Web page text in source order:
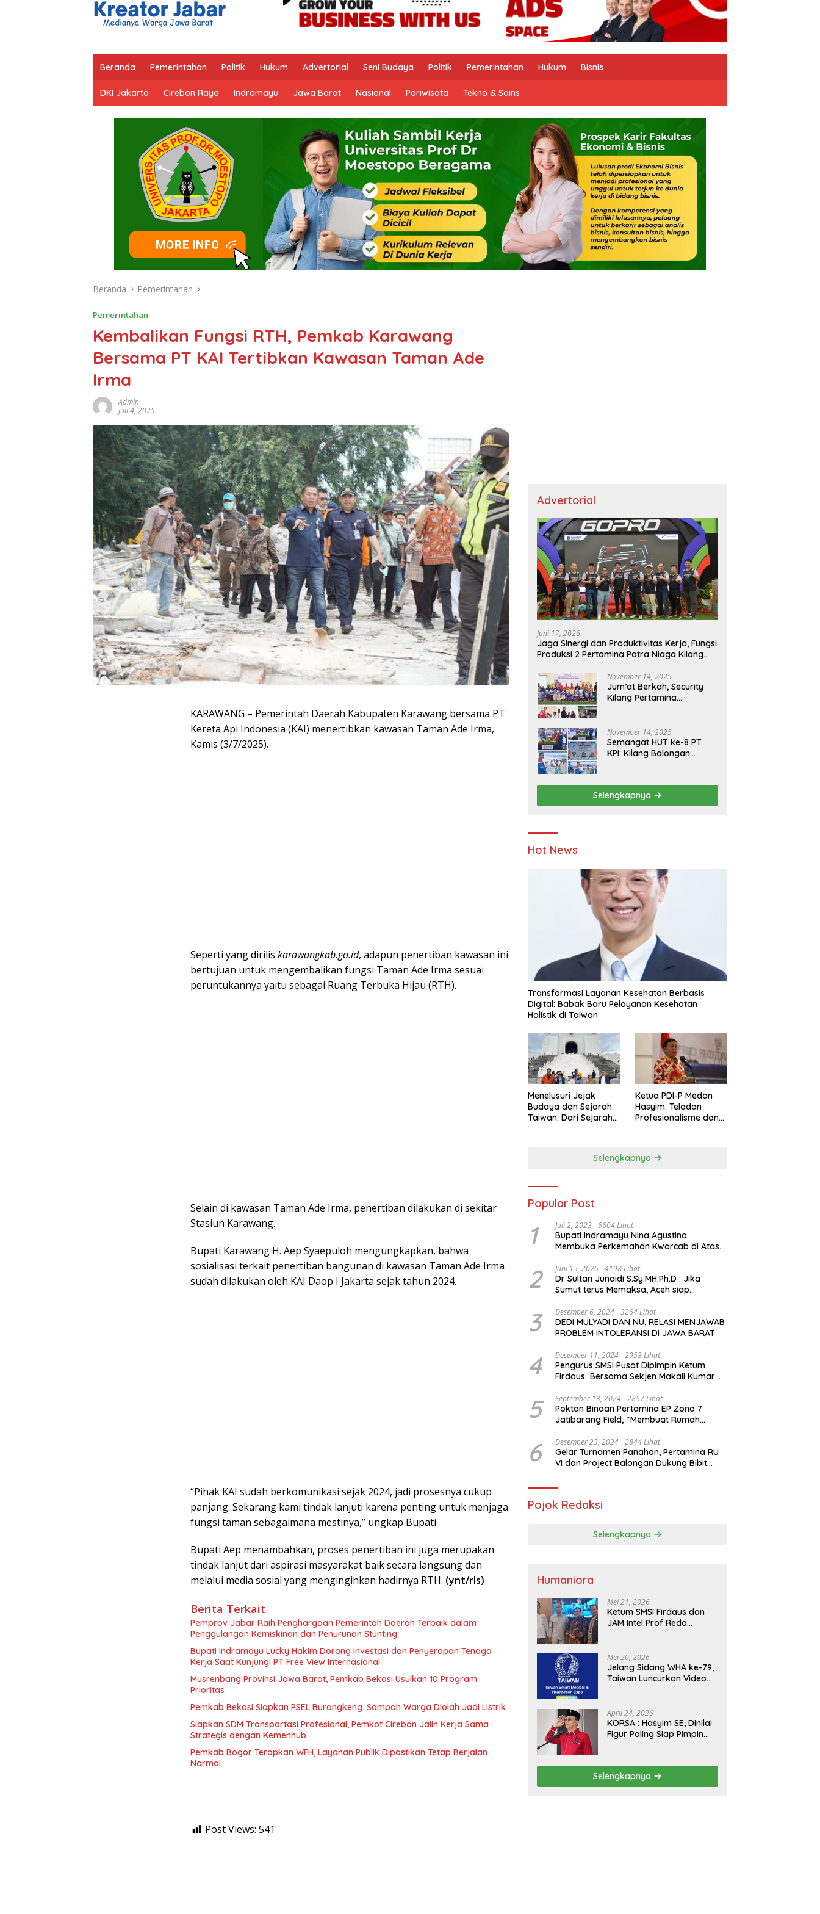
Beranda Pemerintahan Politik Hukum Advertorial Seni Budaya Politik Pemerintahan Hukum Bisnis
DKI Jakarta Cirebon Raya Indramayu Jawa Barat Nasional Pariwisata Tekno & Sains
Beranda Pemerintahan
Pemerintahan
Kembalikan Fungsi RTH, Pemkab Karawang
Bersama PT KAI Tertibkan Kawasan Taman Ade
Irma
Admin
Juli 4, 2025
KARAWANG – Pemerintah Daerah Kabupaten Karawang bersama PT
Kereta Api Indonesia (KAI) menertibkan kawasan Taman Ade Irma,
Kamis (3/7/2025).
Seperti yang dirilis karawangkab.go.id, adapun penertiban kawasan ini
bertujuan untuk mengembalikan fungsi Taman Ade Irma sesuai
peruntukannya yaitu sebagai Ruang Terbuka Hijau (RTH).
Selain di kawasan Taman Ade Irma, penertiban dilakukan di sekitar
Stasiun Karawang.
Bupati Karawang H. Aep Syaepuloh mengungkapkan, bahwa
sosialisasi terkait penertiban bangunan di kawasan Taman Ade Irma
sudah dilakukan oleh KAI Daop I Jakarta sejak tahun 2024.
“Pihak KAI sudah berkomunikasi sejak 2024, jadi prosesnya cukup
panjang. Sekarang kami tindak lanjuti karena penting untuk menjaga
fungsi taman sebagaimana mestinya,” ungkap Bupati.
Bupati Aep menambahkan, proses penertiban ini juga merupakan
tindak lanjut dari aspirasi masyarakat baik secara langsung dan
melalui media sosial yang menginginkan hadirnya RTH. (ynt/rls)
Berita Terkait
Pemprov Jabar Raih Penghargaan Pemerintah Daerah Terbaik dalam
Penggulangan Kemiskinan dan Penurunan Stunting
Bupati Indramayu Lucky Hakim Dorong Investasi dan Penyerapan Tenaga
Kerja Saat Kunjungi PT Free View Internasional
Musrenbang Provinsi Jawa Barat, Pemkab Bekasi Usulkan 10 Program
Prioritas
Pemkab Bekasi Siapkan PSEL Burangkeng, Sampah Warga Diolah Jadi Listrik
Siapkan SDM Transportasi Profesional, Pemkot Cirebon Jalin Kerja Sama
Strategis dengan Kemenhub
Pemkab Bogor Terapkan WFH, Layanan Publik Dipastikan Tetap Berjalan
Normal
Post Views: 541
Advertorial
Juni 17, 2026
Jaga Sinergi dan Produktivitas Kerja, Fungsi
Produksi 2 Pertamina Patra Niaga Kilang
November 14, 2025
Jum’at Berkah, Security
Kilang Pertamina
November 14, 2025
Semangat HUT ke-8 PT
KPI: Kilang Balongan
Berbagi Bersama
Penyandang Disabilitas
dan Yayasan Pendidikan
Selengkapnya
Hot News
Transformasi Layanan Kesehatan Berbasis
Digital: Babak Baru Pelayanan Kesehatan
Holistik di Taiwan
Menelusuri Jejak
Budaya dan Sejarah
Taiwan: Dari Sejarah
Sejarah Chiang Kai-
Ketua PDI-P Medan
Hasyim: Teladan
Profesionalisme dan
Selengkapnya
Popular Post
1 Juli 2, 2023 6604 Lihat
Bupati Indramayu Nina Agustina
Membuka Perkemahan Kwarcab di Atas
2 Juni 15, 2025 4198 Lihat
Dr Sultan Junaidi S.Sy.MH.Ph.D : Jika
Sumut terus Memaksa, Aceh siap
Internasional
3 Desember 6, 2024 3264 Lihat
DEDI MULYADI DAN NU, RELASI MENJAWAB
PROBLEM INTOLERANSI DI JAWA BARAT
4 Desember 11, 2024 2958 Lihat
Pengurus SMSI Pusat Dipimpin Ketum
Firdaus Bersama Sekjen Makali Kumar
Yusuf
5 September 13, 2024 2857 Lihat
Poktan Binaan Pertamina EP Zona 7
Jatibarang Field, “Membuat Rumah
Tikus
6 Desember 23, 2024 2844 Lihat
Gelar Turnamen Panahan, Pertamina RU
VI dan Project Balongan Dukung Bibit
Pojok Redaksi
Selengkapnya
Humaniora
Mei 21, 2026
Ketum SMSI Firdaus dan
JAM Intel Prof Reda
SMSI Sukseskan Jaga
Desa dan Jaga Dapur
MBG, Perkuat Pengawasan
Mei 20, 2026
Jelang Sidang WHA ke-79,
Taiwan Luncurkan Video
Inovasi Kesehatan Global
April 24, 2026
KORSA : Hasyim SE, Dinilai
Figur Paling Siap Pimpin
Selengkapnya